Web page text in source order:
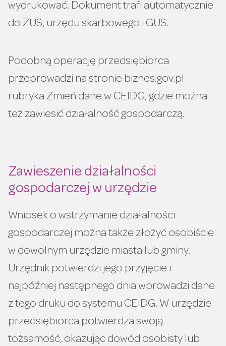
wydrukować. Dokument trafi automatycznie
do ZUS, urzędu skarbowego i GUS.
Podobną operację przedsiębiorca
przeprowadzi na stronie biznes.gov.pl -
rubryka Zmień dane w CEIDG, gdzie można
też zawiesić działalność gospodarczą.
Zawieszenie działalności
gospodarczej w urzędzie
Wniosek o wstrzymanie działalności
gospodarczej można także złożyć osobiście
w dowolnym urzędzie miasta lub gminy.
Urzędnik potwierdzi jego przyjęcie i
najpóźniej następnego dnia wprowadzi dane
z tego druku do systemu CEIDG. W urzędzie
przedsiębiorca potwierdza swoją
tożsamość, okazując dowód osobisty lub